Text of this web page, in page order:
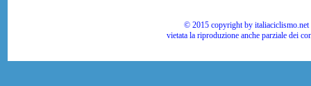
© 2015 copyright by
vietata la riproduzione anche parziale dei